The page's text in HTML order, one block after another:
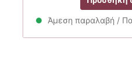
Άμεση παραλαβή /